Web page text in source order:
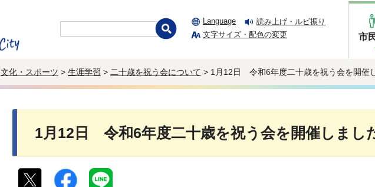
Language
読み上げ・ルビ振り
文字サイズ・配色の変更
市
文化・スポーツ > 生涯学習 > 二十歳を祝う会について > 1月12日 令和6年度二十歳を祝う会を開催
1月12日 令和6年度二十歳を祝う会を開催しまし